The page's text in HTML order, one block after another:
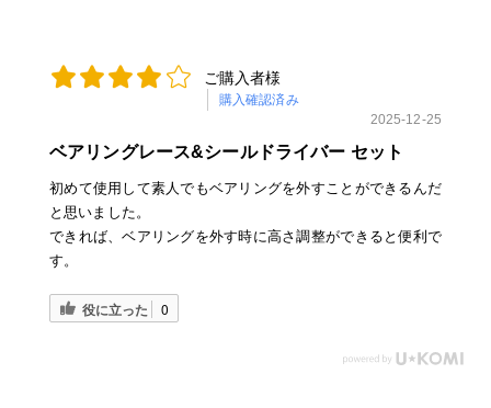
ご購入者様
購入確認済み
2025-12-25
ベアリングレース&シールドライバー セット
初めて使用して素人でもベアリングを外すことができるんだ
と思いました。
できれば、ベアリングを外す時に高さ調整ができると便利で
す。
役に立った 0